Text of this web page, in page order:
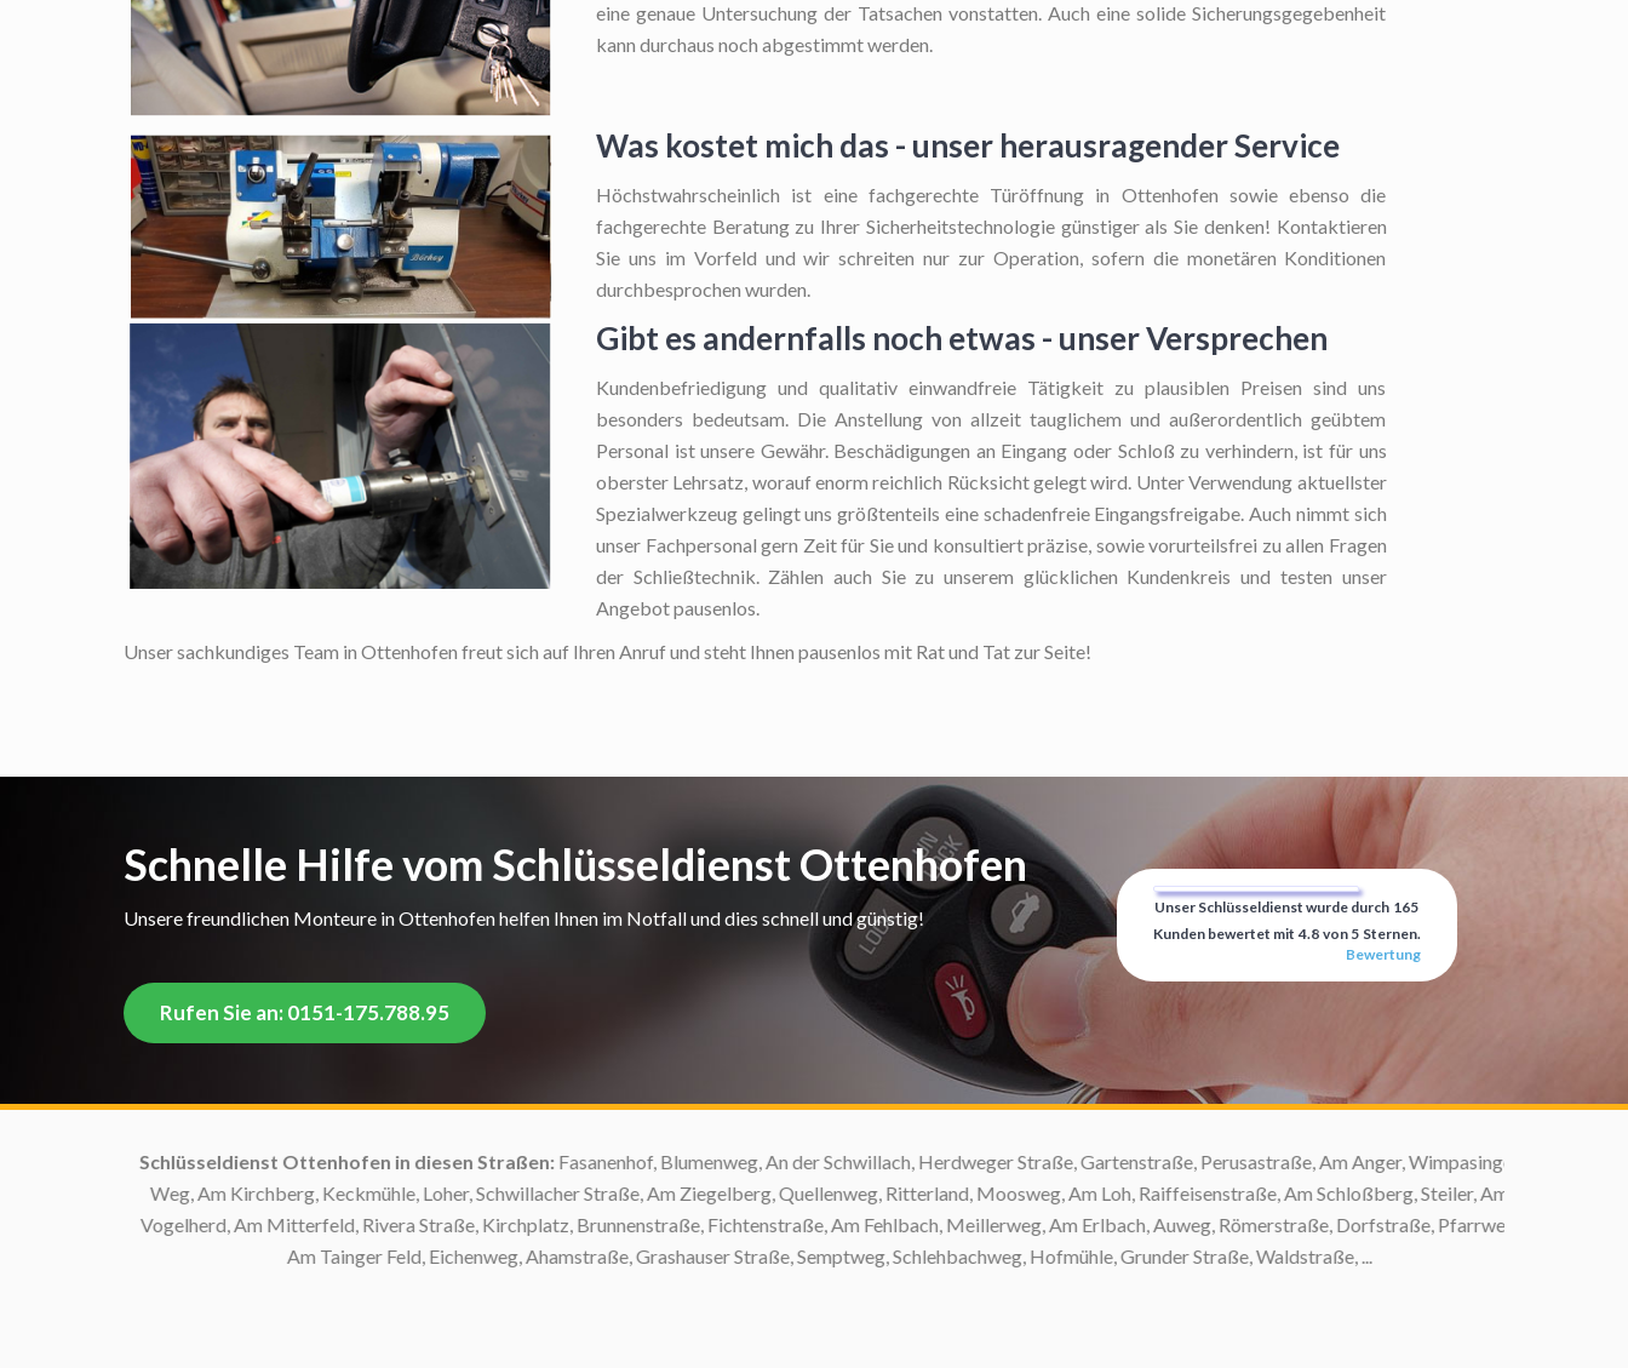
eine genaue Untersuchung der Tatsachen vonstatten. Auch eine solide Sicherungsgegebenheit
kann durchaus noch abgestimmt werden.
Was kostet mich das - unser herausragender Service
Höchstwahrscheinlich ist eine fachgerechte Türöffnung in Ottenhofen sowie ebenso die
fachgerechte Beratung zu Ihrer Sicherheitstechnologie günstiger als Sie denken! Kontaktieren
Sie uns im Vorfeld und wir schreiten nur zur Operation, sofern die monetären Konditionen
durchbesprochen wurden.
Gibt es andernfalls noch etwas - unser Versprechen
Kundenbefriedigung und qualitativ einwandfreie Tätigkeit zu plausiblen Preisen sind uns
besonders bedeutsam. Die Anstellung von allzeit tauglichem und außerordentlich geübtem
Personal ist unsere Gewähr. Beschädigungen an Eingang oder Schloß zu verhindern, ist für uns
oberster Lehrsatz, worauf enorm reichlich Rücksicht gelegt wird. Unter Verwendung aktuellster
Spezialwerkzeug gelingt uns größtenteils eine schadenfreie Eingangsfreigabe. Auch nimmt sich
unser Fachpersonal gern Zeit für Sie und konsultiert präzise, sowie vorurteilsfrei zu allen Fragen
der Schließtechnik. Zählen auch Sie zu unserem glücklichen Kundenkreis und testen unser
Angebot pausenlos.
Unser sachkundiges Team in Ottenhofen freut sich auf Ihren Anruf und steht Ihnen pausenlos mit Rat und Tat zur Seite!
Schnelle Hilfe vom Schlüsseldienst Ottenhofen
Unsere freundlichen Monteure in Ottenhofen helfen Ihnen im Notfall und dies schnell und günstig!
Rufen Sie an: 0151-175.788.95
Unser Schlüsseldienst wurde durch 165
Kunden bewertet mit 4.8 von 5 Sternen.
Bewertung
Schlüsseldienst Ottenhofen in diesen Straßen:Fasanenhof, Blumenweg, An der Schwillach, Herdweger Straße, Gartenstraße, Perusastraße, Am Anger, Wimpasinger
Weg, Am Kirchberg, Keckmühle, Loher, Schwillacher Straße, Am Ziegelberg, Quellenweg, Ritterland, Moosweg, Am Loh, Raiffeisenstraße, Am Schloßberg, Steiler, Am
Vogelherd, Am Mitterfeld, Rivera Straße, Kirchplatz, Brunnenstraße, Fichtenstraße, Am Fehlbach, Meillerweg, Am Erlbach, Auweg, Römerstraße, Dorfstraße, Pfarrweg,
Am Tainger Feld, Eichenweg, Ahamstraße, Grashauser Straße, Semptweg, Schlehbachweg, Hofmühle, Grunder Straße, Waldstraße, ...